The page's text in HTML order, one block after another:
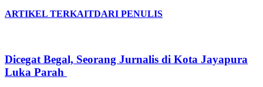
ARTIKEL TERKAITDARI PENULIS
Dicegat Begal, Seorang Jurnalis di Kota Jayapura
Luka Parah ‎